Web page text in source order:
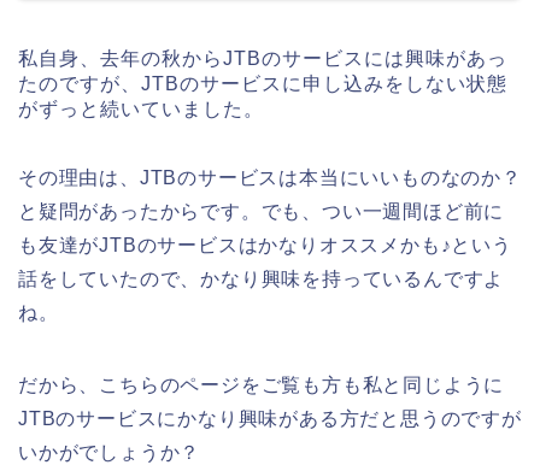
私自身、去年の秋からJTBのサービスには興味があっ
たのですが、JTBのサービスに申し込みをしない状態
がずっと続いていました。
その理由は、JTBのサービスは本当にいいものなのか？
と疑問があったからです。でも、つい一週間ほど前に
も友達がJTBのサービスはかなりオススメかも♪という
話をしていたので、かなり興味を持っているんですよ
ね。
だから、こちらのページをご覧も方も私と同じように
JTBのサービスにかなり興味がある方だと思うのですが
いかがでしょうか？